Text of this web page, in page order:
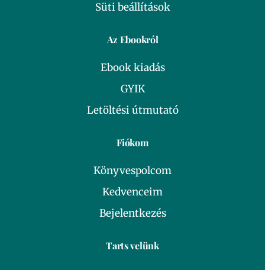
Süti beállítások
Az Ebookról
Ebook kiadás
GYIK
Letöltési útmutató
Fiókom
Könyvespolcom
Kedvenceim
Bejelentkezés
Tarts velünk